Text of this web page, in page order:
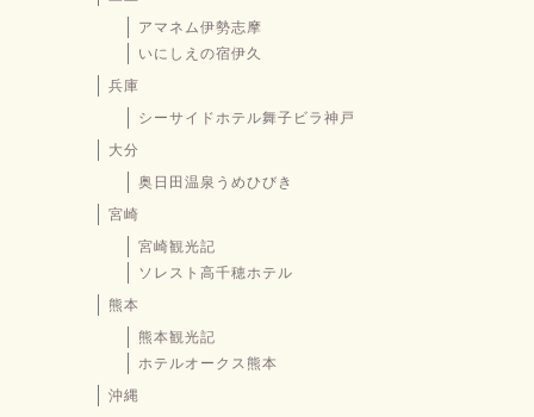
アマネム伊勢志摩
いにしえの宿伊久
兵庫
シーサイドホテル舞子ビラ神戸
大分
奥日田温泉うめひびき
宮崎
宮崎観光記
ソレスト高千穂ホテル
熊本
熊本観光記
ホテルオークス熊本
沖縄